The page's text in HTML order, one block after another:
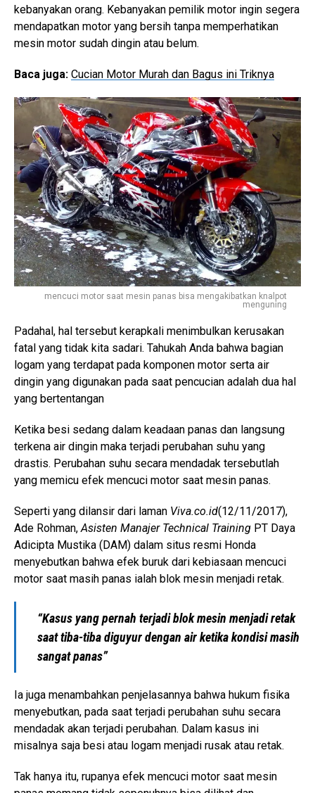
kebanyakan orang. Kebanyakan pemilik motor ingin segera
mendapatkan motor yang bersih tanpa memperhatikan
mesin motor sudah dingin atau belum.
Baca juga: Cucian Motor Murah dan Bagus ini Triknya
mencuci motor saat mesin panas bisa mengakibatkan knalpot
menguning
Padahal, hal tersebut kerapkali menimbulkan kerusakan
fatal yang tidak kita sadari. Tahukah Anda bahwa bagian
logam yang terdapat pada komponen motor serta air
dingin yang digunakan pada saat pencucian adalah dua hal
yang bertentangan
Ketika besi sedang dalam keadaan panas dan langsung
terkena air dingin maka terjadi perubahan suhu yang
drastis. Perubahan suhu secara mendadak tersebutlah
yang memicu efek mencuci motor saat mesin panas.
Seperti yang dilansir dari laman Viva.co.id(12/11/2017),
Ade Rohman, Asisten Manajer Technical Training PT Daya
Adicipta Mustika (DAM) dalam situs resmi Honda
menyebutkan bahwa efek buruk dari kebiasaan mencuci
motor saat masih panas ialah blok mesin menjadi retak.
“Kasus yang pernah terjadi blok mesin menjadi retak
saat tiba-tiba diguyur dengan air ketika kondisi masih
sangat panas”
Ia juga menambahkan penjelasannya bahwa hukum fisika
menyebutkan, pada saat terjadi perubahan suhu secara
mendadak akan terjadi perubahan. Dalam kasus ini
misalnya saja besi atau logam menjadi rusak atau retak.
Tak hanya itu, rupanya efek mencuci motor saat mesin